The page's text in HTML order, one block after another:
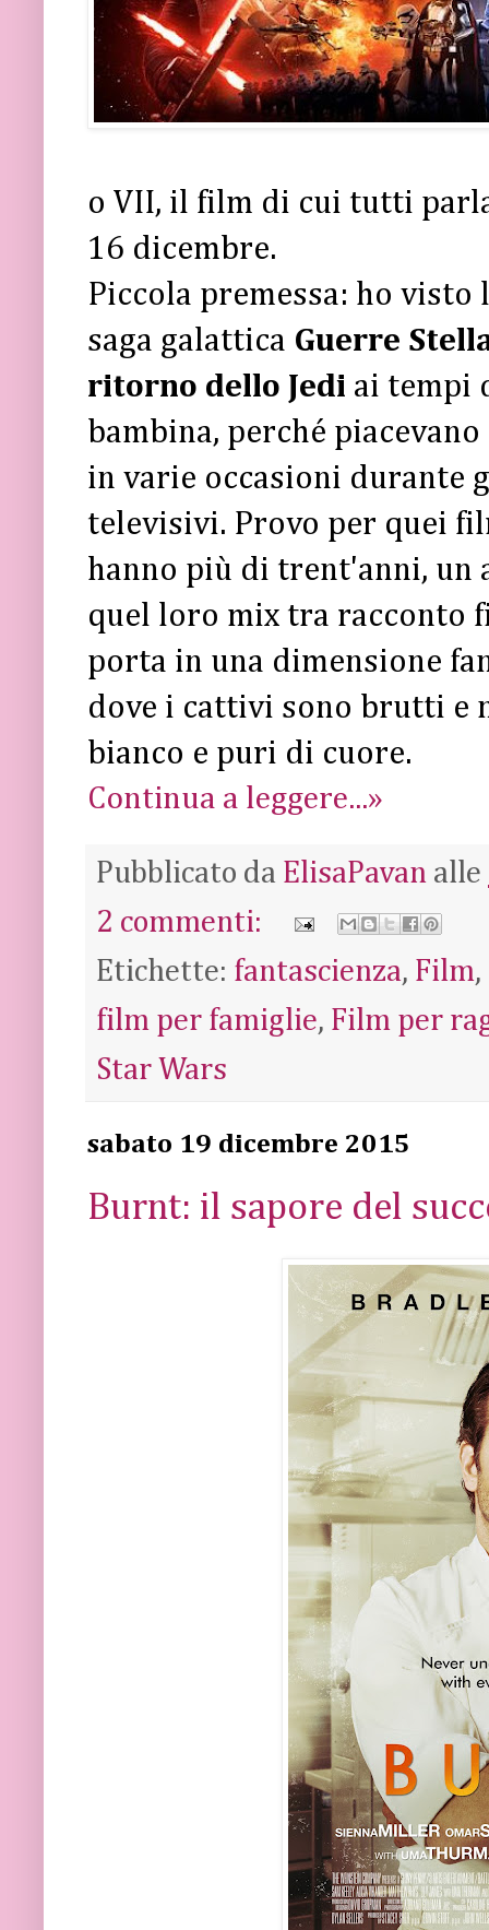
o VII, il film di cui tutti
16 dicembre.
Piccola premessa: ho
saga galattica Guerre
ritorno dello Jedi ai tempi
bambina, perché
in varie occasioni durante
televisivi. Provo per quei
hanno più di trent'anni, un
quel loro mix tra racconto
porta in una dimensione
dove i cattivi sono brutti e
bianco e puri di cuore.
Continua a leggere...»
Pubblicato da ElisaPavan alle
2 commenti:
Etichette: fantascienza, Film,
film per famiglie, Film per
Star Wars
sabato 19 dicembre 2015
Burnt: il sapore del